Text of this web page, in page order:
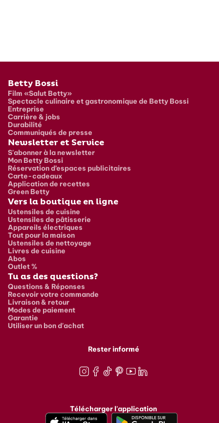
Pied de page
Betty Bossi
Film «Salut Betty»
Spectacle culinaire et gastronomique de Betty Bossi
Entreprise
Carrière & jobs
Durabilité
Communiqués de presse
Newsletter et Service
S'abonner à la newsletter
Mon Betty Bossi
Réservation d’espaces publicitaires
Carte-cadeaux
Application de recettes
Green Betty
Vers la boutique en ligne
Ustensiles de cuisine
Ustensiles de pâtisserie
Appareils électriques
Tout pour la maison
Ustensiles de nettoyage
Livres de cuisine
Abos
Outlet %
Tu as des questions?
Questions & Réponses
Recevoir votre commande
Livraison & retour
Modes de paiement
Garantie
Utiliser un bon d'achat
Rester informé
Télécharger l'application